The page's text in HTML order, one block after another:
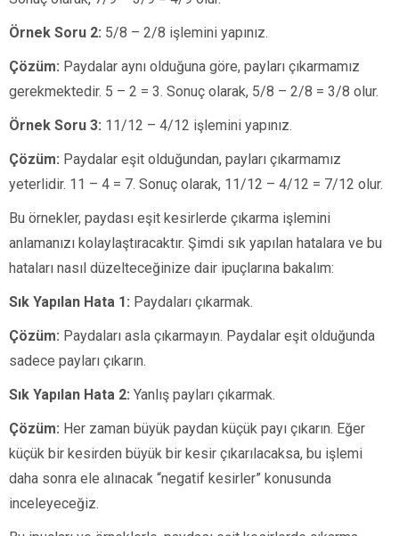
Örnek Soru 2: 5/8 – 2/8 işlemini yapınız.
Çözüm: Paydalar aynı olduğuna göre, payları çıkarmamız
gerekmektedir. 5 – 2 = 3. Sonuç olarak, 5/8 – 2/8 = 3/8 olur.
Örnek Soru 3: 11/12 – 4/12 işlemini yapınız.
Çözüm: Paydalar eşit olduğundan, payları çıkarmamız
yeterlidir. 11 – 4 = 7. Sonuç olarak, 11/12 – 4/12 = 7/12 olur.
Bu örnekler, paydası eşit kesirlerde çıkarma işlemini
anlamanızı kolaylaştıracaktır. Şimdi sık yapılan hatalara ve bu
hataları nasıl düzelteceğinize dair ipuçlarına bakalım:
Sık Yapılan Hata 1: Paydaları çıkarmak.
Çözüm: Paydaları asla çıkarmayın. Paydalar eşit olduğunda
sadece payları çıkarın.
Sık Yapılan Hata 2: Yanlış payları çıkarmak.
Çözüm: Her zaman büyük paydan küçük payı çıkarın. Eğer
küçük bir kesirden büyük bir kesir çıkarılacaksa, bu işlemi
daha sonra ele alınacak “negatif kesirler” konusunda
inceleyeceğiz.